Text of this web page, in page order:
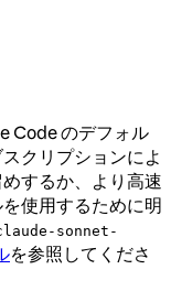
Code のデフォル
クリプションによ
するか、より高速
使用するために明
sonnet-
を参照してくださ